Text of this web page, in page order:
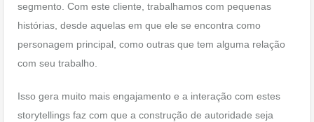
segmento. Com este cliente, trabalhamos com pequenas
histórias, desde aquelas em que ele se encontra como
personagem principal, como outras que tem alguma relação
com seu trabalho.
Isso gera muito mais engajamento e a interação com estes
storytellings faz com que a construção de autoridade seja